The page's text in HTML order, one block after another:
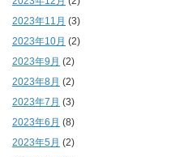
2023年11月 (3)
2023年10月 (2)
2023年9月 (2)
2023年8月 (2)
2023年7月 (3)
2023年6月 (8)
2023年5月 (2)